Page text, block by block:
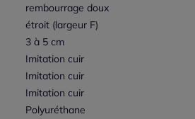
rembourrage doux
étroit (largeur F)
3 à 5 cm
Imitation cuir
Imitation cuir
Imitation cuir
Polyuréthane